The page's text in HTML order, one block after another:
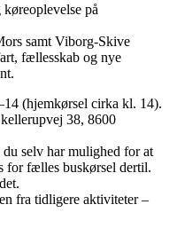
på
samt Viborg-Skive
fællesskab og nye
(hjemkørsel cirka kl. 14).
38, 8600
selv har mulighed for at
for fælles buskørsel dertil.
fra tidligere aktiviteter –